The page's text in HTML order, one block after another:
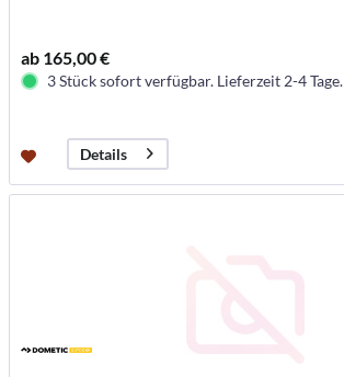
ab 165,00 €
3 Stück sofort verfügbar. Lieferzeit 2-4 Tage.
Details